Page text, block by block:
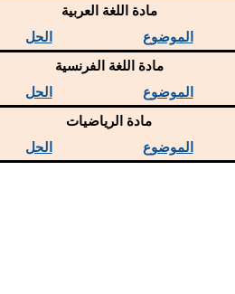
مادة اللغة العربية
الموضوع
الحل
مادة اللغة الفرنسية
الموضوع
الحل
مادة الرياضيات
الموضوع
الحل